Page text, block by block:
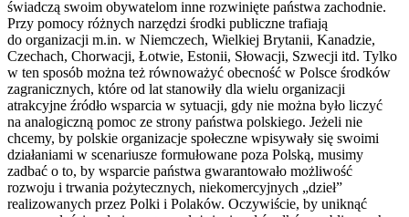
świadczą swoim obywatelom inne rozwinięte państwa zachodnie.
Przy pomocy różnych narzędzi środki publiczne trafiają
do organizacji m.in. w Niemczech, Wielkiej Brytanii, Kanadzie,
Czechach, Chorwacji, Łotwie, Estonii, Słowacji, Szwecji itd. Tylko
w ten sposób można też równoważyć obecność w Polsce środków
zagranicznych, które od lat stanowiły dla wielu organizacji
atrakcyjne źródło wsparcia w sytuacji, gdy nie można było liczyć
na analogiczną pomoc ze strony państwa polskiego. Jeżeli nie
chcemy, by polskie organizacje społeczne wpisywały się swoimi
działaniami w scenariusze formułowane poza Polską, musimy
zadbać o to, by wsparcie państwa gwarantowało możliwość
rozwoju i trwania pożytecznych, niekomercyjnych „dzieł”
realizowanych przez Polki i Polaków. Oczywiście, by uniknąć